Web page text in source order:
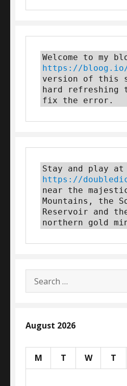
https://
version of this
hard refreshing
fix the error.
https://
near the
Mountains, the
Reservoir and
northern gold
Search
for:
August 2026
M T W T